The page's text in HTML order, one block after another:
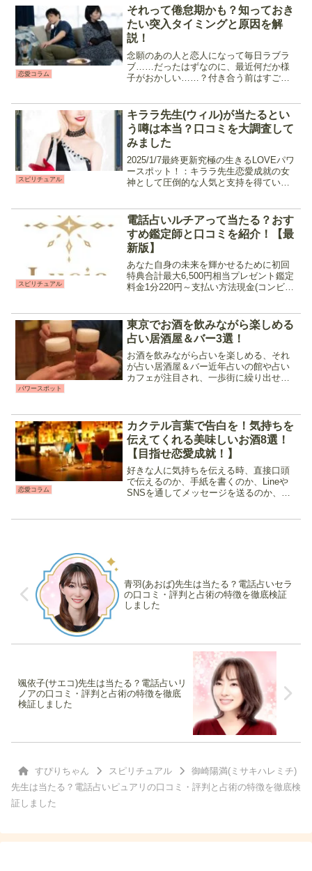
「ランナー」と「チェイサー」に分かれ
ていて、基本的にツインレイ...
恋愛コラム
それって倦怠期かも？知っておき
たい突入タイミングと原因を解
説！
念願のあの人と恋人になって毎日ラブラ
ブ……だったはずなのに、最近何だか様
子がおかしい……？付き合う前はすごく
で悩んだことはありませんか？恋人でも
夫婦でも、お付き合いをし...
スピリチュアル
キララ先生(ウィル)が当たるとい
う噂は本当？口コミを大調査して
みました
2025/1/7最終更新究極の生きるLOVEパワ
ースポット！：キララ先生恋愛成就の女
神として圧倒的な人気と支持を得ている
を使用した独自の鑑定で過去・現状・未
来を全て見通...
スピリチュアル
電話占いルチアって当たる？おす
すめ鑑定師と口コミを紹介！【最
新版】
あなた自身の未来を輝かせるために初回
特典合計最大6,500円相当プレゼント鑑定
料金1分220円～支払い方法現金(コンビ
サービスを開始した新規オープン...
パワースポット
東京でお酒を飲みながら楽しめる
占い居酒屋＆バー3選！
お酒を飲みながら占いを楽しめる、それ
が占い居酒屋＆バー近年占いの館や占い
カフェが注目され、一歩街に繰り出せば
は混んでる……。」「カフ...
恋愛コラム
カクテル言葉で告白を！気持ちを
伝えてくれる美味しいお酒8選！
【目指せ恋愛成就！】
好きな人に気持ちを伝える時、直接口頭
で伝えるのか、手紙を書くのか、Lineや
SNSを通してメッセージを送るのか、
青羽(あおば)先生は当たる？電話占いセラ
の口コミ・評判と占術の特徴を徹底検証
しました
颯依子(サエコ)先生は当たる？電話占いリ
ノアの口コミ・評判と占術の特徴を徹底
検証しました
すぴりちゃん スピリチュアル
御崎陽満(ミサキハレミチ)
先生は当たる？電話占いピュアリの口コミ・評判と占術の特徴を徹底検
証しました